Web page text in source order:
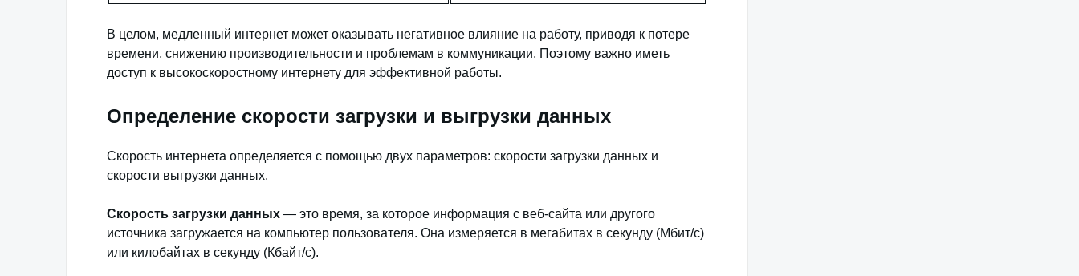
В целом, медленный интернет может оказывать негативное влияние на работу, приводя к потере
времени, снижению производительности и проблемам в коммуникации. Поэтому важно иметь
доступ к высокоскоростному интернету для эффективной работы.
Определение скорости загрузки и выгрузки данных
Скорость интернета определяется с помощью двух параметров: скорости загрузки данных и
скорости выгрузки данных.
Скорость загрузки данных — это время, за которое информация с веб-сайта или другого
источника загружается на компьютер пользователя. Она измеряется в мегабитах в секунду (Мбит/с)
или килобайтах в секунду (Кбайт/с).